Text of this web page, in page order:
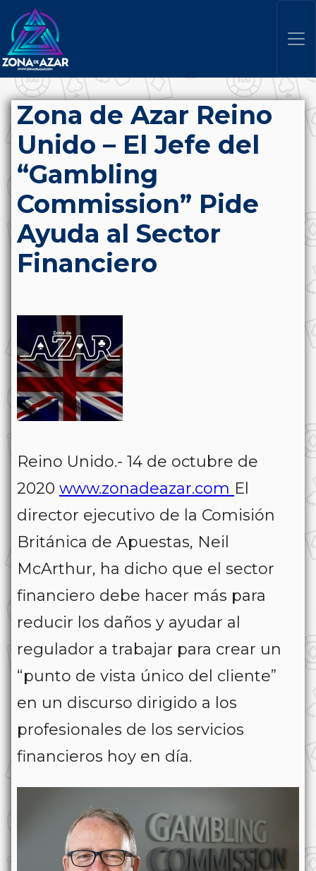
Zona de Azar Reino
Unido – El Jefe del
“Gambling
Commission” Pide
Ayuda al Sector
Financiero
Reino Unido.- 14 de octubre de
2020 www.zonadeazar.com El
director ejecutivo de la Comisión
Británica de Apuestas, Neil
McArthur, ha dicho que el sector
financiero debe hacer más para
reducir los daños y ayudar al
regulador a trabajar para crear un
“punto de vista único del cliente”
en un discurso dirigido a los
profesionales de los servicios
financieros hoy en día.